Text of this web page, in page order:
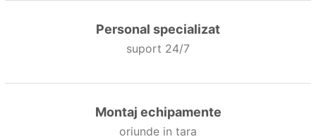
Personal specializat
suport 24/7
Montaj echipamente
oriunde in tara